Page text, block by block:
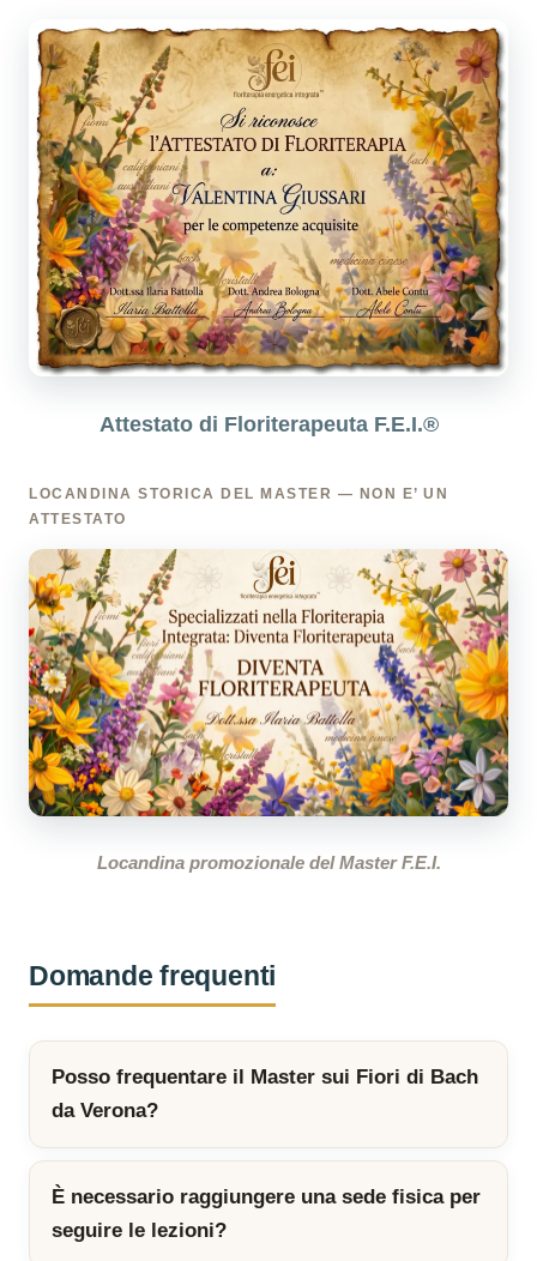
Attestato di Floriterapeuta F.E.I.®
LOCANDINA STORICA DEL MASTER — NON E’ UN
ATTESTATO
Locandina promozionale del Master F.E.I.
Domande frequenti
Posso frequentare il Master sui Fiori di Bach
da Verona?
È necessario raggiungere una sede fisica per
seguire le lezioni?